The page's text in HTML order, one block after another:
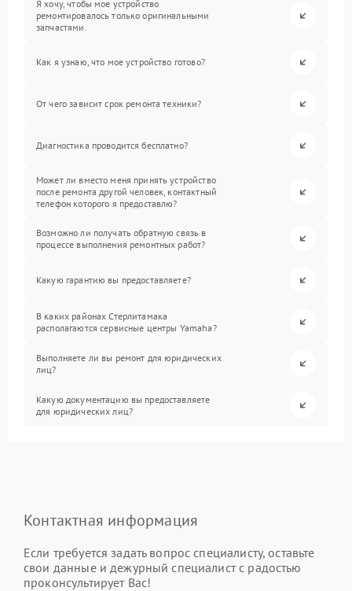
Я хочу, чтобы мое устройство
ремонтировалось только оригинальными
запчастями.
Как я узнаю, что мое устройство готово?
От чего зависит срок ремонта техники?
Диагностика проводится бесплатно?
Может ли вместо меня принять устройство
после ремонта другой человек, контактный
телефон которого я предоставлю?
Возможно ли получать обратную связь в
процессе выполнения ремонтных работ?
Какую гарантию вы предоставляете?
В каких районах Стерлитамака
располагаются сервисные центры Yamaha?
Выполняете ли вы ремонт для юридических
лиц?
Какую документацию вы предоставляете
для юридических лиц?
Контактная информация
Если требуется задать вопрос специалисту, оставьте
свои данные и дежурный специалист с радостью
проконсультирует Вас!